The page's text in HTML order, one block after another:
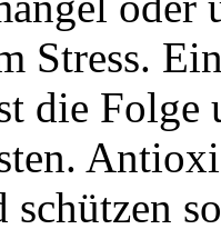
Stress.
die Folge
schützen